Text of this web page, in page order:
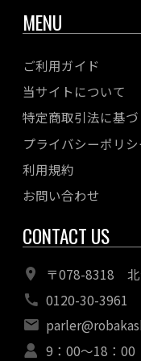
MENU
ご利用ガイド
当サイトについて
特定商取引法に基
プライバシーポリシ
利用規約
お問い合わせ
CONTACT US
〒078-8318 北
0120-30-3961
9：00〜18：00